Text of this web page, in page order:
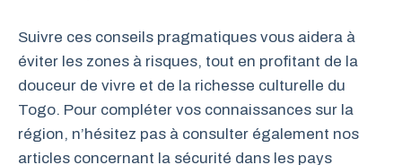
Suivre ces conseils pragmatiques vous aidera à
éviter les zones à risques, tout en profitant de la
douceur de vivre et de la richesse culturelle du
Togo. Pour compléter vos connaissances sur la
région, n’hésitez pas à consulter également nos
articles concernant la sécurité dans les pays